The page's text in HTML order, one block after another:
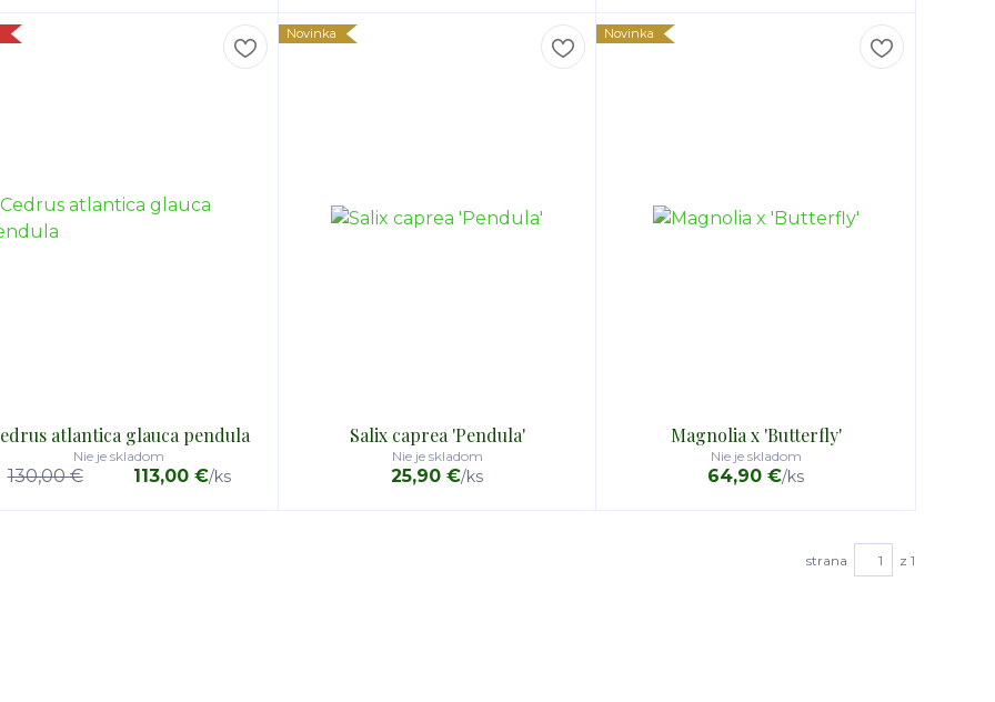
atlantica glauca pendula
130,00 € 113,00 €/ks
Nie je skladom
Novinka
Salix caprea 'Pendula'
25,90 €/ks
Nie je skladom
Novinka
Magnolia x 'Butterfly'
64,90 €/ks
Nie je skladom
strana z 1